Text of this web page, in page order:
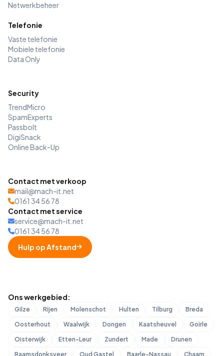
Netwerkbeheer
Telefonie
Vaste telefonie
Mobiele telefonie
Data Only
Security
TrendMicro
SpamExperts
Passbolt
DigiSnack
Online Back-Up
Contact met verkoop
mail@mach-it.net
0161 34 56 78
Contact met service
service@mach-it.net
0161 34 56 78
Hulp op Afstand
Ons werkgebied:
Gilze Rijen Molenschot Hulten Tilburg
Breda
Oosterhout
Waalwijk Dongen Kaatsheuvel
Goirle
Oisterwijk
Etten-Leur Zundert Made
Drunen
Raamsdonksveer
Oud Gastel Baarle-Nassau Chaam